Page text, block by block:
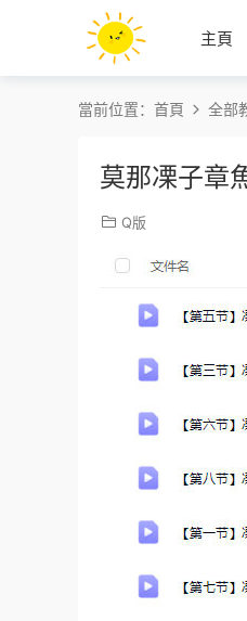
主頁
當前位置： 首頁 全部
莫那凓子章
Q版